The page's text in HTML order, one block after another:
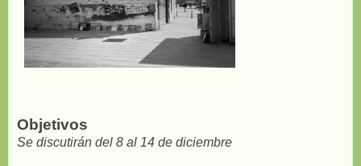
Objetivos
Se discutirán del 8 al 14 de diciembre